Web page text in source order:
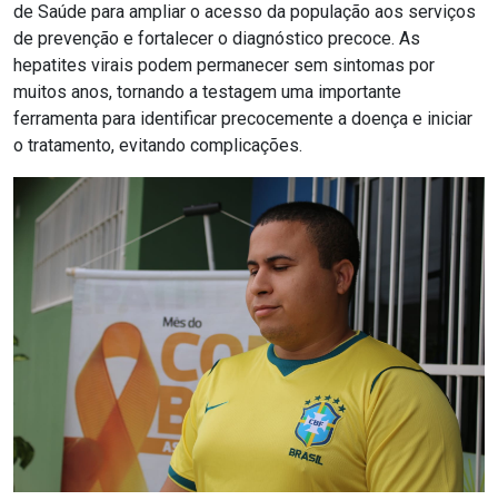
de Saúde para ampliar o acesso da população aos serviços
de prevenção e fortalecer o diagnóstico precoce. As
hepatites virais podem permanecer sem sintomas por
muitos anos, tornando a testagem uma importante
ferramenta para identificar precocemente a doença e iniciar
o tratamento, evitando complicações.